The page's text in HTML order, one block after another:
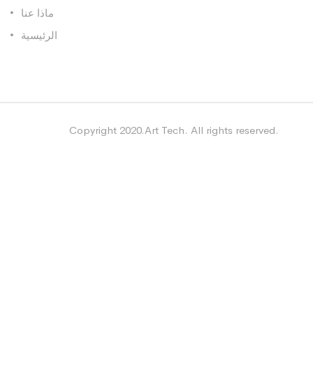
ماذا عنا
الرئيسية
Copyright 2020.Art Tech. All rights reserved.